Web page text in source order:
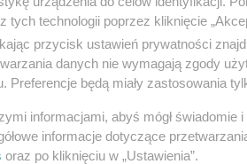
SZUKAJ
tych technologii poprzez kliknięcie
przycisk ustawień prywatności
danych nie wymagają zgody
Preferencje będą miały zastosowania
informacjami, abyś mógł
informacje dotyczące
oraz po kliknięciu w „Ustawienia”.